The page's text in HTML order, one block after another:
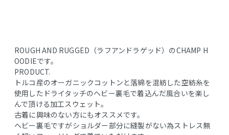
ROUGH AND RUGGED（ラフアンドラゲッド）のCHAMP H
OODIEです。
PRODUCT.
トルコ産のオーガニックコットンと落綿を混紡した空紡糸を
使用したドライタッチのヘビー裏毛で着込んだ風合いを楽し
んで頂ける加工スウェット。
古着に興味のない方にもオススメです。
ヘビー裏毛ですがショルダー部分に縫製がない為ストレス無